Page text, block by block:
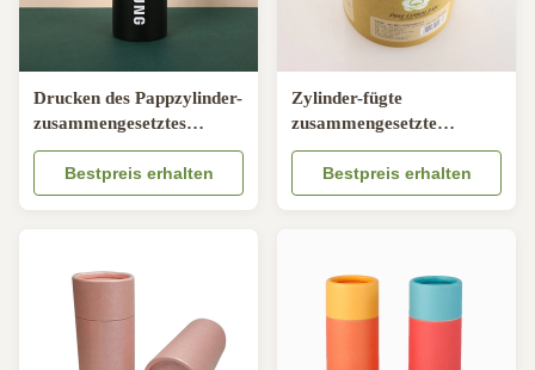
Drucken des Pappzylinder-
zusammengesetztes
Papierdosen-
Nahrungsmittelgrad-
CMYK
Bestpreis erhalten
Zylinder-fügte
zusammengesetzte
Papierrohr-Blase
lamelliertes Pantone-
Drucken ein
Bestpreis erhalten